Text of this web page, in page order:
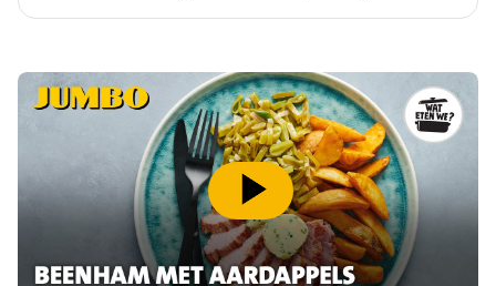
speel video af